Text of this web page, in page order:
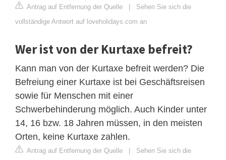
Antrag auf Entfernung der Quelle | Sehen Sie sich die
vollständige Antwort auf loveholidays.com an
Wer ist von der Kurtaxe befreit?
Kann man von der Kurtaxe befreit werden? Die
Befreiung einer Kurtaxe ist bei Geschäftsreisen
sowie für Menschen mit einer
Schwerbehinderung möglich. Auch Kinder unter
14, 16 bzw. 18 Jahren müssen, in den meisten
Orten, keine Kurtaxe zahlen.
Antrag auf Entfernung der Quelle | Sehen Sie sich die